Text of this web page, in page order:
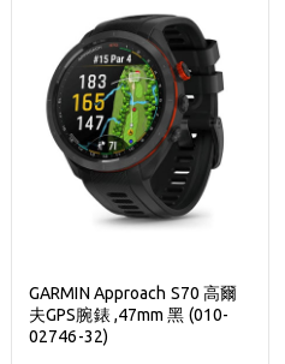
GARMIN Approach S70 高爾
夫GPS腕錶 ,47mm 黑 (010-
02746-32)